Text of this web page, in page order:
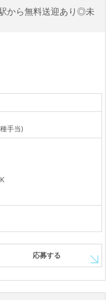
から無料送迎あり◎未
手当)
応募する